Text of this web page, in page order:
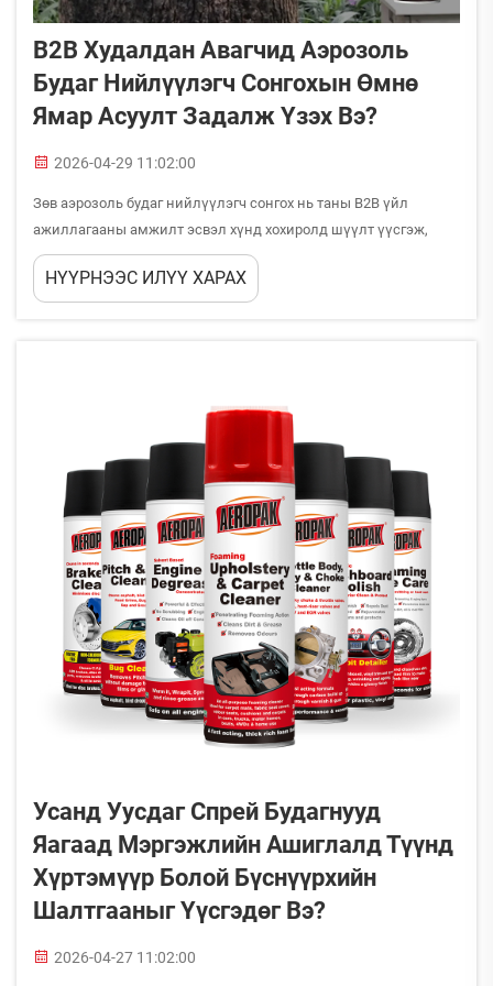
B2B Худалдан Авагчид Аэрозоль
Будаг Нийлүүлэгч Сонгохын Өмнө
Ямар Асуулт Задалж Үзэх Вэ?
2026-04-29 11:02:00
Зөв аэрозоль будаг нийлүүлэгч сонгох нь таны B2B үйл
ажиллагааны амжилт эсвэл хүнд хохиролд шүүлт үүсгэж,
бүтээгдэхүүний чанар, хүргэлтийн хугацаа, урт хугацааны
хамтран ажиллах харилцааны амжилт гэх мэт олон зүйлд
НҮҮРНЭЭС ИЛҮҮ ХАРАХ
Усанд Уусдаг Спрей Будагнууд
Яагаад Мэргэжлийн Ашиглалд Түүнд
Хүртэмүүр Болой Бүснүүрхийн
Шалтгааныг Үүсгэдөг Вэ?
2026-04-27 11:02:00